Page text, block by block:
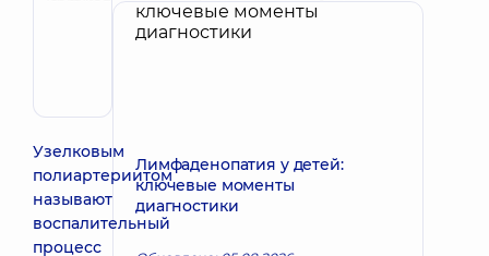
Станислава
Александровна
семейный
врач;
Инфекционист;
Инфекционист
Запись к врачу
Узелковым
полиартериитом
называют
воспалительный
процесс
Лимфаденопатия у детей:
ключевые моменты
диагностики